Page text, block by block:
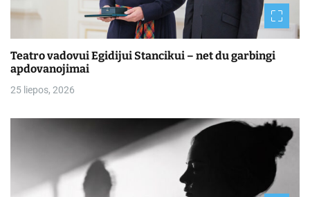
Teatro vadovui Egidijui Stancikui – net du garbingi
apdovanojimai
25 liepos, 2026